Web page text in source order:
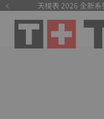
天梭表 2026 全新